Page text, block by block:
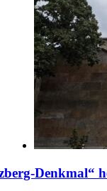
Denkmal“